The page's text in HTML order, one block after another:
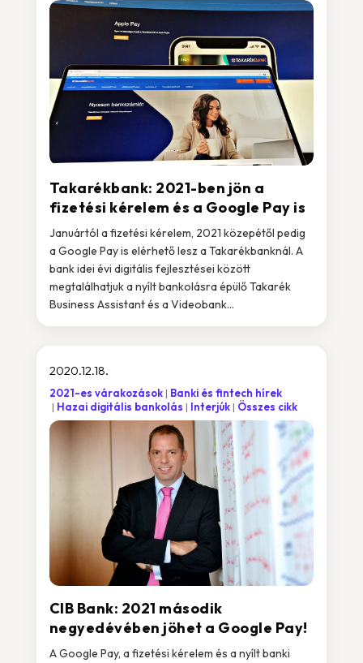
Takarékbank: 2021-ben jön a
fizetési kérelem és a Google Pay is
Januártól a fizetési kérelem, 2021 közepétől pedig
a Google Pay is elérhető lesz a Takarékbanknál. A
bank idei évi digitális fejlesztései között
megtalálhatjuk a nyílt bankolásra épülő Takarék
Business Assistant és a Videobank...
CIB Bank: 2021 második
negyedévében jöhet a Google Pay!
2020.12.18.
2021-es várakozások
Banki és fintech hírek
Hazai digitális bankolás
Interjúk Összes cikk
A Google Pay, a fizetési kérelem és a nyílt banki